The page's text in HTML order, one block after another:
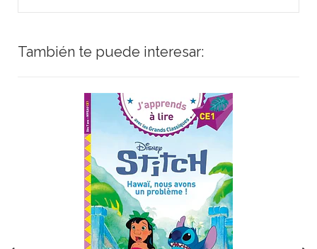
También te puede interesar: